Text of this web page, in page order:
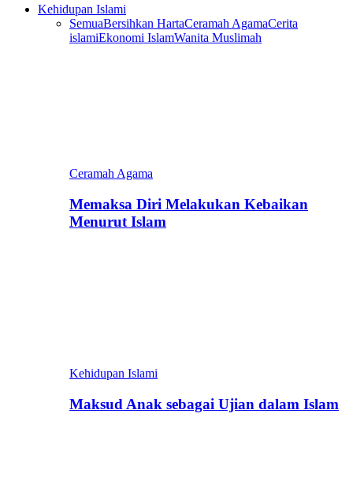
Kehidupan Islami
SemuaBersihkan HartaCeramah AgamaCerita
islamiEkonomi IslamWanita Muslimah
Ceramah Agama
Memaksa Diri Melakukan Kebaikan
Menurut Islam
Kehidupan Islami
Maksud Anak sebagai Ujian dalam Islam